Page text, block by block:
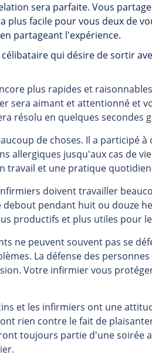
sera parfaite. Vous
plus facile pour vous deux de
partageant l'expérience.
qui désire de sortir
plus rapides et
sera aimant et attentionné et
résolu en quelques
de choses. Il a participé
allergiques jusqu'aux cas de
travail et une pratique
doivent travailler
debout pendant huit ou douze
productifs et plus utiles pour
ne peuvent souvent pas se
La défense des
Votre infirmier vous
et les infirmiers ont une
rien contre le fait de
toujours partie d'une soirée